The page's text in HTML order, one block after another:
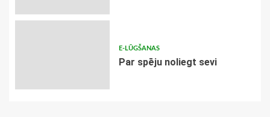
E-LŪGŠANAS
Par spēju noliegt sevi